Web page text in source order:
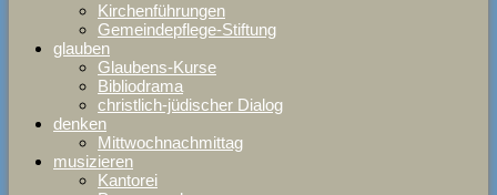
Kirchenführungen
Gemeindepflege-Stiftung
glauben
Glaubens-Kurse
Bibliodrama
christlich-jüdischer Dialog
denken
Mittwochnachmittag
musizieren
Kantorei